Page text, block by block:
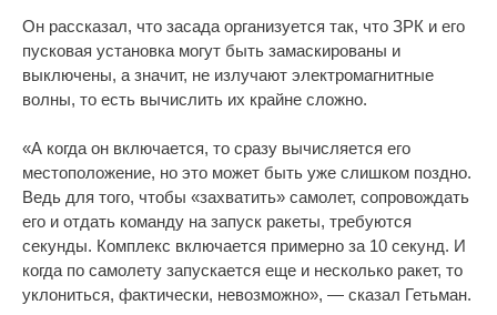
Он рассказал, что засада организуется так, что ЗРК и его
пусковая установка могут быть замаскированы и
выключены, а значит, не излучают электромагнитные
волны, то есть вычислить их крайне сложно.
«А когда он включается, то сразу вычисляется его
местоположение, но это может быть уже слишком поздно.
Ведь для того, чтобы «захватить» самолет, сопровождать
его и отдать команду на запуск ракеты, требуются
секунды. Комплекс включается примерно за 10 секунд. И
когда по самолету запускается еще и несколько ракет, то
уклониться, фактически, невозможно», — сказал Гетьман.